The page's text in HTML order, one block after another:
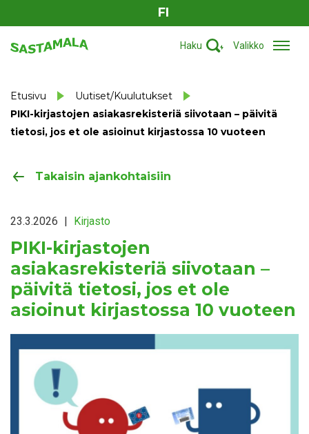
FI
Haku Valikko
Etusivu
Uutiset/Kuulutukset
PIKI-kirjastojen asiakasrekisteriä siivotaan – päivitä
tietosi, jos et ole asioinut kirjastossa 10 vuoteen
Takaisin ajankohtaisiin
23.3.2026 | Kirjasto
PIKI-kirjastojen
asiakasrekisteriä siivotaan –
päivitä tietosi, jos et ole
asioinut kirjastossa 10 vuoteen